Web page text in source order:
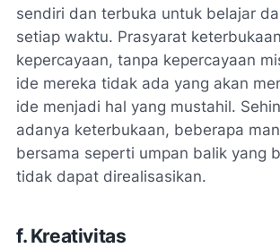
sendiri dan terbuka untuk belajar
setiap waktu. Prasyarat
kepercayaan, tanpa kepercayaan
ide mereka tidak ada yang akan
ide menjadi hal yang mustahil.
adanya keterbukaan, beberapa
bersama seperti umpan balik yang
tidak dapat direalisasikan.
f. Kreativitas